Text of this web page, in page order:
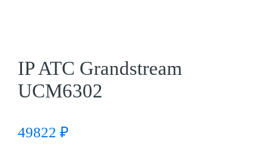
IP ATC Grandstream
UCM6302
49822 ₽